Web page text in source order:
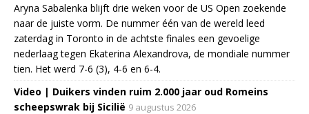
Aryna Sabalenka blijft drie weken voor de US Open zoekende
naar de juiste vorm. De nummer één van de wereld leed
zaterdag in Toronto in de achtste finales een gevoelige
nederlaag tegen Ekaterina Alexandrova, de mondiale nummer
tien. Het werd 7-6 (3), 4-6 en 6-4.
Video | Duikers vinden ruim 2.000 jaar oud Romeins
scheepswrak bij Sicilië 9 augustus 2026